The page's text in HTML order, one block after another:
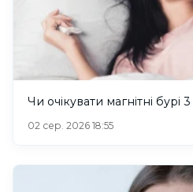
Чи очікувати магнітні бурі
02 сер. 2026 18:55